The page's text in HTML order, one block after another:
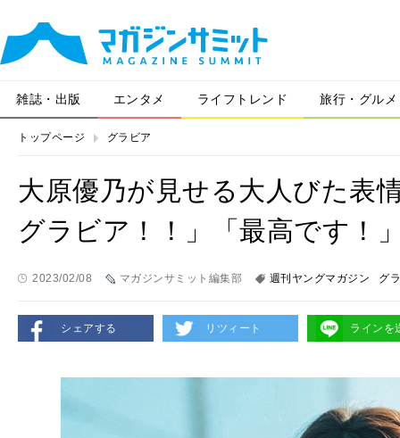
雑誌・出版 エンタメ ライフトレンド 旅行・グルメ
トップページ グラビア
大原優乃が見せる大人びた表
グラビア！！」「最高です！
2023/02/08 マガジンサミット編集部 週刊ヤングマガジン グ
シェアする リツィート ラインを